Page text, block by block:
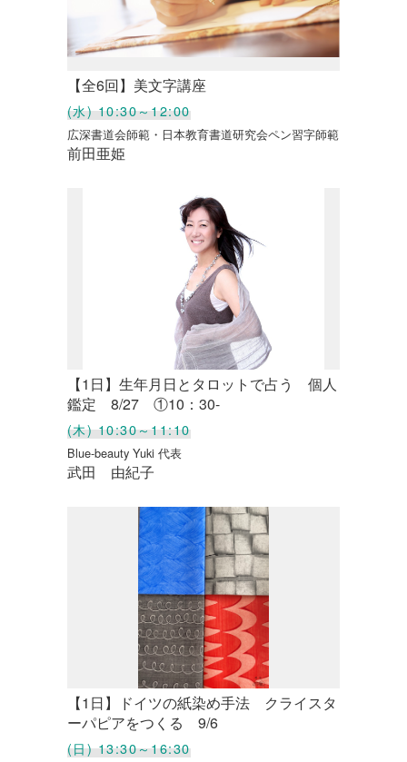
【全6回】美文字講座
(水) 10:30～12:00
広深書道会師範・日本教育書道研究会ペン習字師範
前田亜姫
【1日】生年月日とタロットで占う 個人
鑑定 8/27 ①10：30-
(木) 10:30～11:10
Blue-beauty Yuki 代表
武田 由紀子
【1日】ドイツの紙染め手法 クライスタ
ーパピアをつくる 9/6
(日) 13:30～16:30